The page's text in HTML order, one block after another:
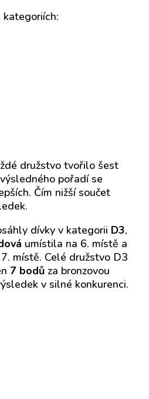
družstvo tvořilo šest
pořadí se
Čím nižší součet
dívky v kategorii D3,
umístila na 6. místě a
místě. Celé družstvo D3
7 bodů za bronzovou
v silné konkurenci.